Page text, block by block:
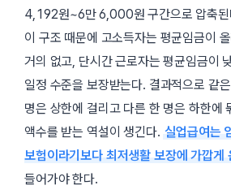
4,192원~6만 6,000원 구간으로 압축된
이 구조 때문에 고소득자는 평균임금이
거의 없고, 단시간 근로자는 평균임금이
일정 수준을 보장받는다. 결과적으로 같
명은 상한에 걸리고 다른 한 명은 하한에
액수를 받는 역설이 생긴다. 실업급여는
보험이라기보다 최저생활 보장에 가깝게
들어가야 한다.